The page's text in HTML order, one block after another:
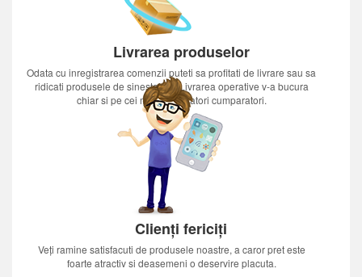
Livrarea produselor
Odata cu inregistrarea comenzii puteti sa profitati de livrare sau sa
ridicati produsele de sinestatator.Livrarea operative v-a bucura
chiar si pe cei mai nerabdatori cumparatori.
Clienți fericiți
Veți ramine satisfacuti de produsele noastre, a caror pret este
foarte atractiv si deasemeni o deservire placuta.